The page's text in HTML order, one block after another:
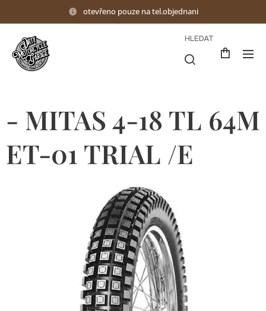
otevřeno pouze na tel.objednani
HLEDAT
- MITAS 4-18 TL 64M
ET-01 TRIAL /E